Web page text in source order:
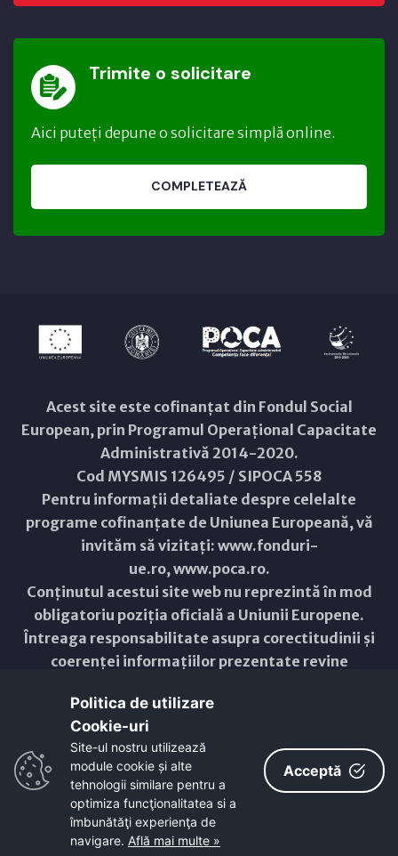
Trimite o solicitare
Aici puteți depune o solicitare simplă online.
COMPLETEAZĂ
Acest site este cofinanțat din Fondul Social
European, prin Programul Operațional Capacitate
Administrativă 2014-2020.
Cod MYSMIS 126495 / SIPOCA 558
Pentru informații detaliate despre celelalte
programe cofinanțate de Uniunea Europeană, vă
invităm să vizitați: www.fonduri-
ue.ro,www.poca.ro.
Conținutul acestui site web nu reprezintă în mod
obligatoriu poziția oficială a Uniunii Europene.
Întreaga responsabilitate asupra corectitudinii și
coerenței informațiilor prezentate revine
Copyright © 2021 - 2026 -
ResponsiveVoice
Non-Commercial License
Politica de utilizare
Cookie-uri‎
Site-ul nostru utilizează
module cookie și alte
tehnologii similare pentru a
optimiza funcţionalitatea si a
îmbunătăţi experienţa de
navigare. Află mai multe »
Acceptă